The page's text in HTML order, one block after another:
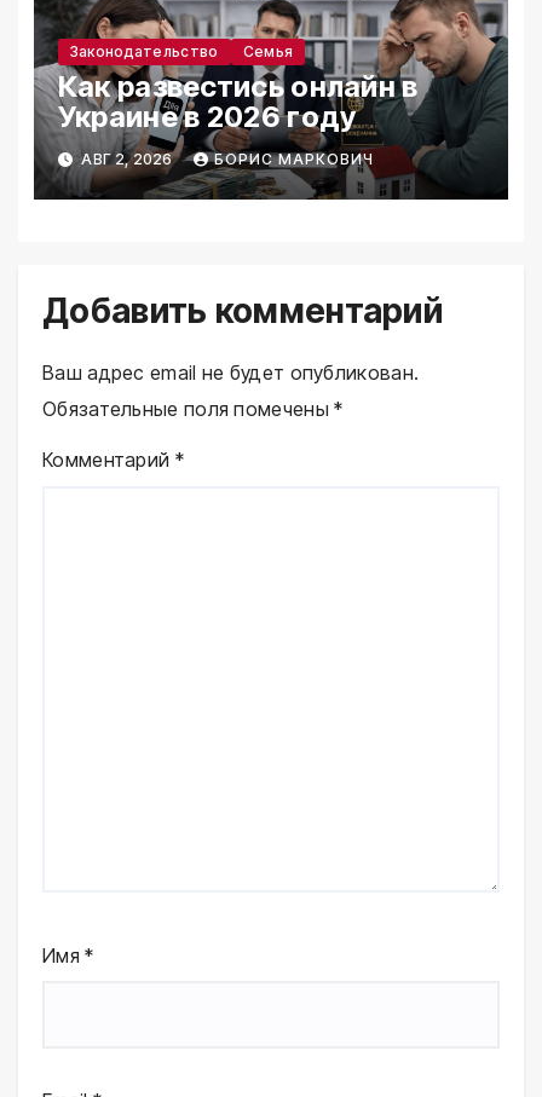
Законодательство Семья
Как развестись онлайн в
Украине в 2026 году
АВГ 2, 2026 БОРИС МАРКОВИЧ
Добавить комментарий
Ваш адрес email не будет опубликован.
Обязательные поля помечены*
Комментарий *
Имя*